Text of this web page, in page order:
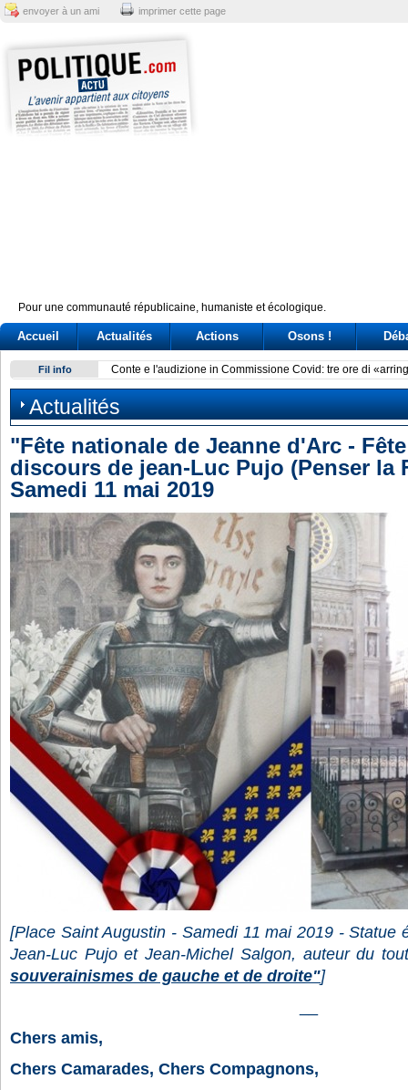
envoyer à un ami imprimer cette page
Pour une communauté républicaine, humaniste et écologique.
Accueil Actualités Actions Osons !
Fil info Conte e l'audizione in Commissione Covid: tre ore di
Actualités
"Fête nationale de Jeanne d'Arc -
discours de jean-Luc Pujo (Penser la
Samedi 11 mai 2019
[Place Saint Augustin - Samedi 11 mai 2019 - Statue
Jean-Luc Pujo et Jean-Michel Salgon, auteur du
souverainismes de gauche et de droite"]
Chers amis,
Chers Camarades, Chers Compagnons,